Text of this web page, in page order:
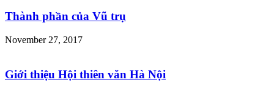
Thành phần của Vũ trụ
November 27, 2017
Giới thiệu Hội thiên văn Hà Nội